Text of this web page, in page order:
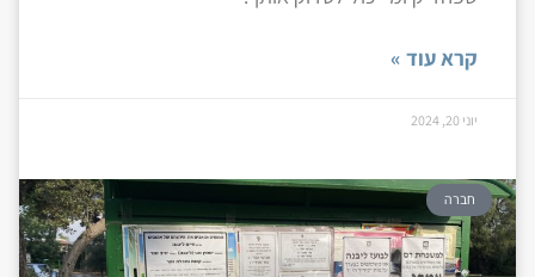
קרא עוד »
יוני 20, 2024
חברה